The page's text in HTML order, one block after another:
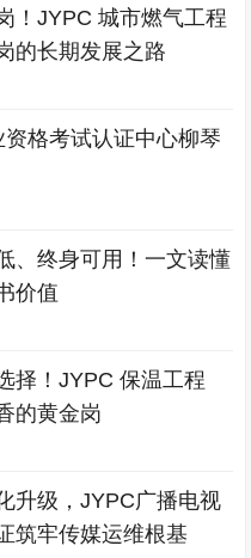
！JYPC 城市燃气工程
的长期发展之路
格考试认证中心柳琴
、终身可用！一文读懂
价值
择！JYPC 保温工程
的黄金岗
升级，JYPC广播电视
筑牢传媒运维根基